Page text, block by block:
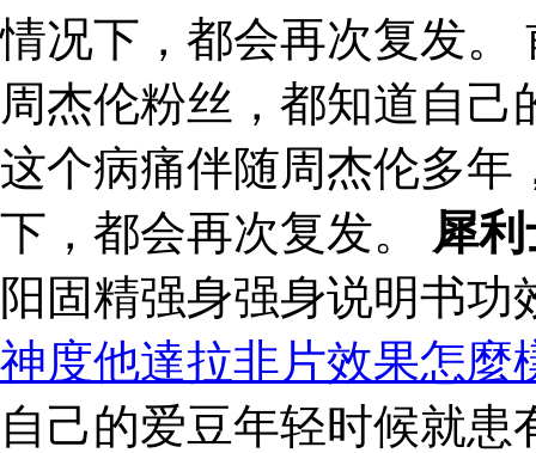
情况下，都会再次复发。
周杰伦粉丝，都知道自
这个病痛伴随周杰伦多年
下，都会再次复发。 犀
阳固精强身强身说明书
神度他達拉非片效果怎麼
自己的爱豆年轻时候就